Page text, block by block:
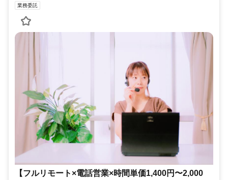
業務委託
【フルリモート×電話営業×時間単価1,400円〜2,000